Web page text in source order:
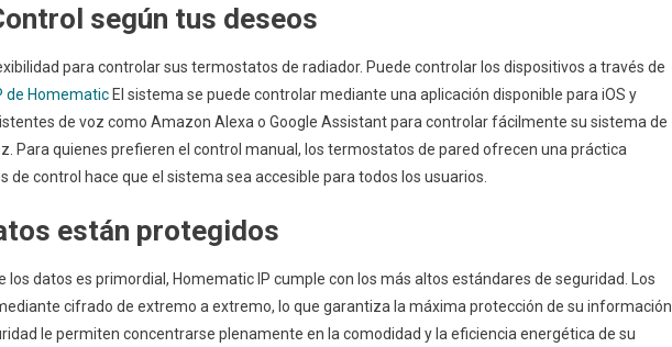
según tus deseos
para controlar sus termostatos de radiador. Puede controlar los dispositivos a través de
de Homematic El sistema se puede controlar mediante una aplicación disponible para iOS y
de voz como Amazon Alexa o Google Assistant para controlar fácilmente su sistema de
Para quienes prefieren el control manual, los termostatos de pared ofrecen una práctica
de control hace que el sistema sea accesible para todos los usuarios.
están protegidos
los datos es primordial, Homematic IP cumple con los más altos estándares de seguridad. Los
cifrado de extremo a extremo, lo que garantiza la máxima protección de su información
le permiten concentrarse plenamente en la comodidad y la eficiencia energética de su